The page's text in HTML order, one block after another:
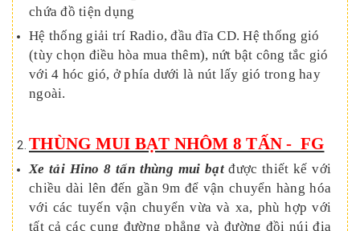
chứa đồ tiện dụng
Hệ thống giải trí Radio, đầu đĩa CD. Hệ thống gió
(tùy chọn điều hòa mua thêm), nứt bật công tắc gió
với 4 hóc gió, ở phía dưới là nút lấy gió trong hay
ngoài.
THÙNG MUI BẠT NHÔM 8 TẤN - FG
Xe tải Hino 8 tấn thùng mui bạt được thiết kế với
chiều dài lên đến gần 9m để vận chuyển hàng hóa
với các tuyến vận chuyển vừa và xa, phù hợp với
tất cả các cung đường phẳng và đường đồi núi địa